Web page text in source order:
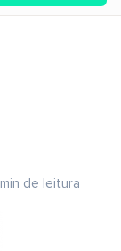
min de leitura